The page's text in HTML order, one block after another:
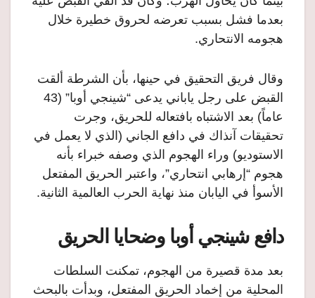
بعدما فشل بسبب تعرضه لحروق خطيرة خلال
هجومه الانتحاري.
وقال فريق التحقيق في حينها، بأن الشرطة ألقت
القبض على رجل ياباني يدعى “شينجي أوبا” (43
عاماً) بعد الاشتباه بافتعاله للحريق، وجرت
تحقيقات آنذاك في دافع الجاني (الذي لا يعمل في
الاستوديو) وراء الهجوم الذي وصفه خبراء بأنه
هجوم “إرهابي انتحاري”، واعتبر الحريق المفتعل
الأسوأ في اليابان منذ نهاية الحرب العالمية الثانية.
دافع شينجي أوبا وضحايا الحريق
بعد مدة قصيرة من الهجوم، تمكنت السلطات
المحلية من إخماد الحريق المفتعل، وبدأت بالبحث